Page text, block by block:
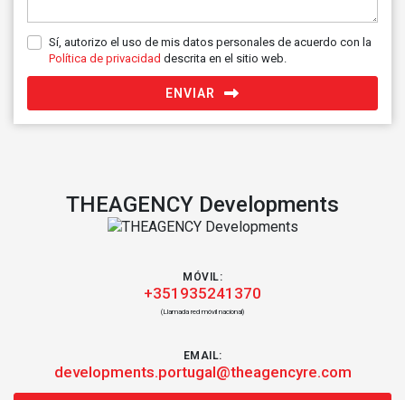
Sí, autorizo el uso de mis datos personales de acuerdo con la
Política de privacidad descrita en el sitio web.
ENVIAR
THEAGENCY Developments
MÓVIL:
+351935241370
(Llamada red móvil nacional)
EMAIL:
developments.portugal@theagencyre.com